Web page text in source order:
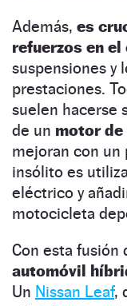
Además, es
refuerzos en el
suspensiones y
prestaciones.
suelen hacerse
de un motor
mejoran con un
insólito es
eléctrico y
motocicleta
Con esta fusión
automóvil
Un Nissan Leaf,